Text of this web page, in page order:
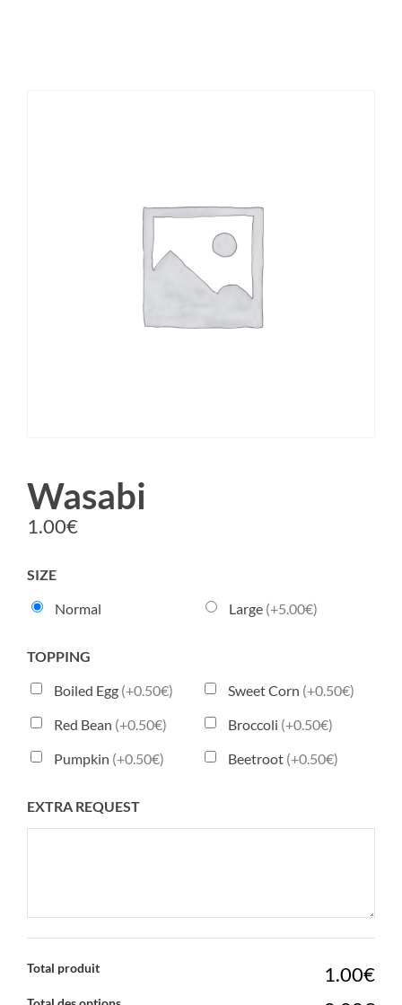
Wasabi
1.00€
SIZE
Normal
Large (+5.00€)
TOPPING
Boiled Egg (+0.50€) Sweet Corn (+0.50€)
Red Bean (+0.50€) Broccoli (+0.50€)
Pumpkin (+0.50€) Beetroot (+0.50€)
EXTRA REQUEST
Total produit 1.00€